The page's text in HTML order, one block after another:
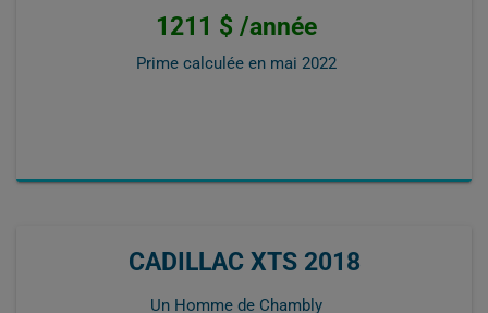
1211 $ /année
Prime calculée en mai 2022
CADILLAC XTS 2018
Un Homme de Chambly